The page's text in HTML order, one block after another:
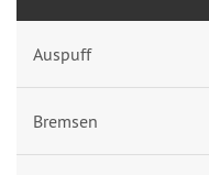
Auspuff
Bremsen